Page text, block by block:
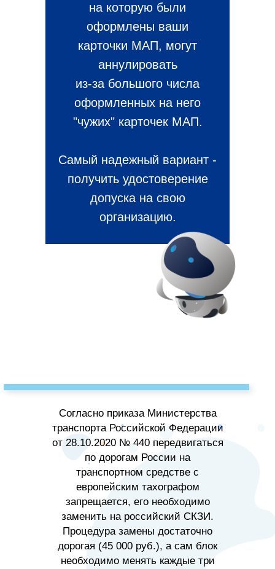
на которую были
оформлены ваши
карточки МАП, могут
аннулировать
из-за большого числа
оформленных на него
"чужих" карточек МАП.
Самый надежный вариант -
получить удостоверение
допуска на свою
организацию.
Согласно приказа Министерства
транспорта Российской Федерации
от 28.10.2020 № 440 передвигаться
по дорогам России на
транспортном средстве с
европейским тахографом
запрещается, его необходимо
заменить на российский СКЗИ.
Процедура замены достаточно
дорогая (45 000 руб.), а сам блок
необходимо менять каждые три